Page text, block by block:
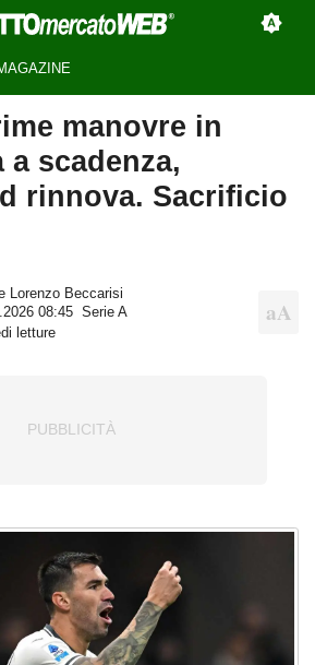
manovre in
scadenza,
rinnova. Sacrificio
Lorenzo Beccarisi
08:45
Serie A
letture